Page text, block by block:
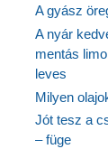
A gyász
A nyár
mentás
leves
Milyen
Jót tesz a
– füge